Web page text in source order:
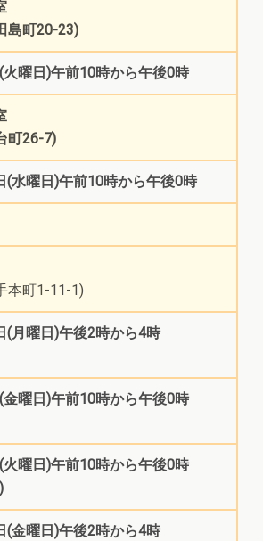
島町20-23)
曜日)午前10時から午後0時
町26-7)
(水曜日)午前10時から午後0時
本町1-11-1)
(月曜日)午後2時から4時
曜日)午前10時から午後0時
曜日)午前10時から午後0時
(金曜日)午後2時から4時